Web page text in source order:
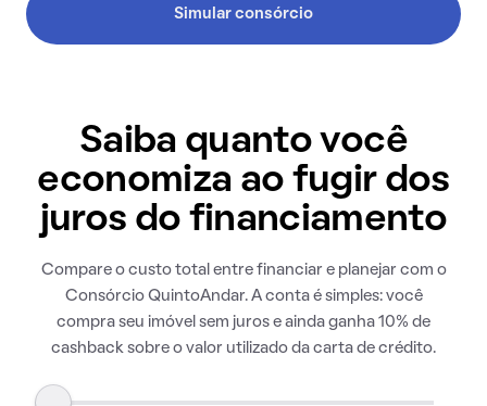
Simular consórcio
Saiba quanto você
economiza ao fugir dos
juros do financiamento
Compare o custo total entre financiar e planejar com o
Consórcio QuintoAndar. A conta é simples: você
compra seu imóvel sem juros e ainda ganha 10% de
cashback sobre o valor utilizado da carta de crédito.